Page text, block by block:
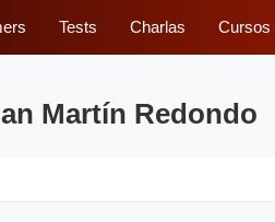
Tests Charlas Cursos
Martín Redondo